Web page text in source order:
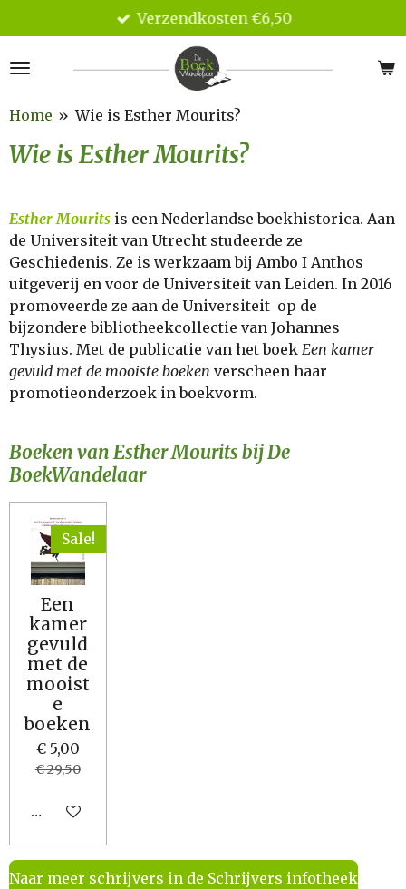
direct
naar
hoofdinhoud
Verzendkosten €6,50
Home » Wie is Esther Mourits?
Wie is Esther Mourits?
Esther Mourits is een Nederlandse boekhistorica. Aan
de Universiteit van Utrecht studeerde ze
Geschiedenis. Ze is werkzaam bij Ambo I Anthos
uitgeverij en voor de Universiteit van Leiden. In 2016
promoveerde ze aan de Universiteit op de
bijzondere bibliotheekcollectie van Johannes
Thysius. Met de publicatie van het boek Een kamer
gevuld met de mooiste boeken verscheen haar
promotieonderzoek in boekvorm.
Boeken van Esther Mourits bij De
BoekWandelaar
Sale!
Een
kamer
gevuld
met de
mooist
e
boeken
€ 5,00
€ 29,50
In winkelwagen
Naar meer schrijvers in de Schrijvers infotheek